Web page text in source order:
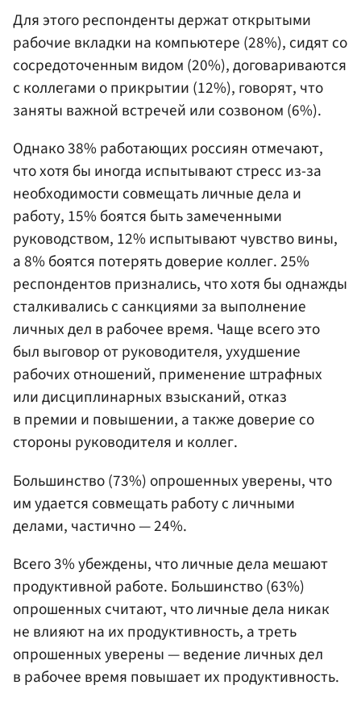
Для этого респонденты держат открытыми
рабочие вкладки на компьютере (28%), сидят со
сосредоточенным видом (20%), договариваются
с коллегами о прикрытии (12%), говорят, что
заняты важной встречей или созвоном (6%).
Однако 38% работающих россиян отмечают,
что хотя бы иногда испытывают стресс из-за
необходимости совмещать личные дела и
работу, 15% боятся быть замеченными
руководством, 12% испытывают чувство вины,
а 8% боятся потерять доверие коллег. 25%
респондентов признались, что хотя бы однажды
сталкивались с санкциями за выполнение
личных дел в рабочее время. Чаще всего это
был выговор от руководителя, ухудшение
рабочих отношений, применение штрафных
или дисциплинарных взысканий, отказ
в премии и повышении, а также доверие со
стороны руководителя и коллег.
Большинство (73%) опрошенных уверены, что
им удается совмещать работу с личными
делами, частично — 24%.
Всего 3% убеждены, что личные дела мешают
продуктивной работе. Большинство (63%)
опрошенных считают, что личные дела никак
не влияют на их продуктивность, а треть
опрошенных уверены — ведение личных дел
в рабочее время повышает их продуктивность.